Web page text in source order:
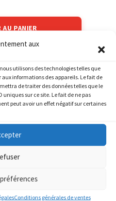
aux
utilisons des technologies telles que
informations des appareils. Le fait de
de traiter des données telles que le
sur ce site. Le fait de ne pas
peut avoir un effet négatif sur certaines
Conditions générales de ventes
AU PANIER